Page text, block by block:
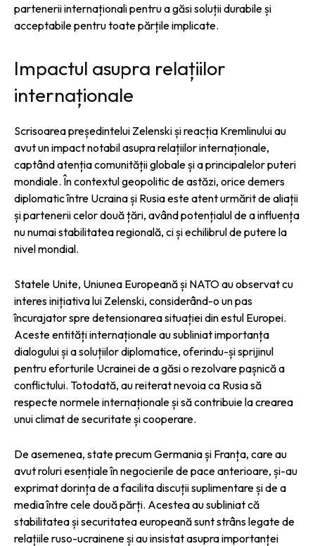
partenerii internaționali pentru a găsi soluții durabile și
acceptabile pentru toate părțile implicate.
Impactul asupra relațiilor
internaționale
Scrisoarea președintelui Zelenski și reacția Kremlinului au
avut un impact notabil asupra relațiilor internaționale,
captând atenția comunității globale și a principalelor puteri
mondiale. În contextul geopolitic de astăzi, orice demers
diplomatic între Ucraina și Rusia este atent urmărit de aliații
și partenerii celor două țări, având potențialul de a influența
nu numai stabilitatea regională, ci și echilibrul de putere la
nivel mondial.
Statele Unite, Uniunea Europeană și NATO au observat cu
interes inițiativa lui Zelenski, considerând-o un pas
încurajator spre detensionarea situației din estul Europei.
Aceste entități internaționale au subliniat importanța
dialogului și a soluțiilor diplomatice, oferindu-și sprijinul
pentru eforturile Ucrainei de a găsi o rezolvare pașnică a
conflictului. Totodată, au reiterat nevoia ca Rusia să
respecte normele internaționale și să contribuie la crearea
unui climat de securitate și cooperare.
De asemenea, state precum Germania și Franța, care au
avut roluri esențiale în negocierile de pace anterioare, și-au
exprimat dorința de a facilita discuții suplimentare și de a
media între cele două părți. Acestea au subliniat că
stabilitatea și securitatea europeană sunt strâns legate de
relațiile ruso-ucrainene și au insistat asupra importanței